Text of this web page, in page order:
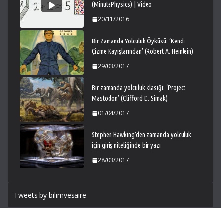
(MinutePhysics) | Video
20/11/2016
Bir Zamanda Yolculuk Öyküsü: ‘Kendi
Çizme Kayışlarından’ (Robert A. Heinlein)
29/03/2017
Bir zamanda yolculuk klasiği: ‘Project
Mastodon’ (Clifford D. Simak)
01/04/2017
Stephen Hawking’den zamanda yolculuk
için giriş niteliğinde bir yazı
28/03/2017
Tweets by bilimvesaire